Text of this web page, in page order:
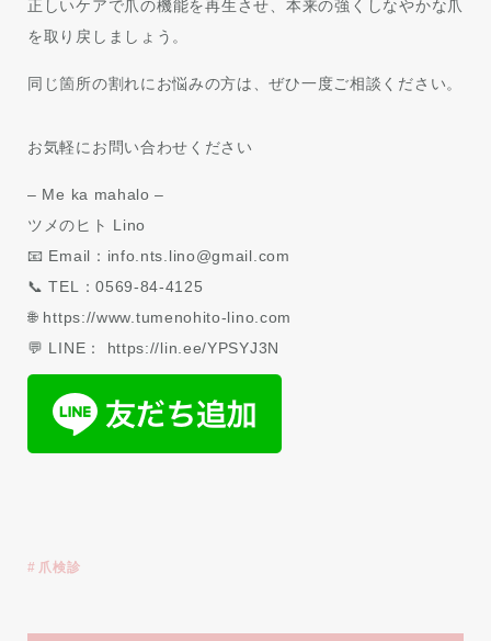
正しいケアで爪の機能を再生させ、本来の強くしなやかな爪
を取り戻しましょう。
同じ箇所の割れにお悩みの方は、ぜひ一度ご相談ください。
お気軽にお問い合わせください
– Me ka mahalo –
ツメのヒト Lino
📧 Email：info.nts.lino@gmail.com
📞 TEL：0569-84-4125
🌐 https://www.tumenohito-lino.com
💬 LINE： https://lin.ee/YPSYJ3N
爪検診